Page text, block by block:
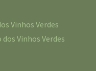
Vinhos Verdes
Vinhos Verdes